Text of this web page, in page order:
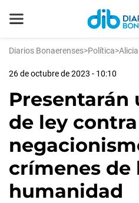
Diarios Bonaerenses>Política>
26 de octubre de 2023 - 10:10
Presentarán
de ley
crímenes de
humanidad